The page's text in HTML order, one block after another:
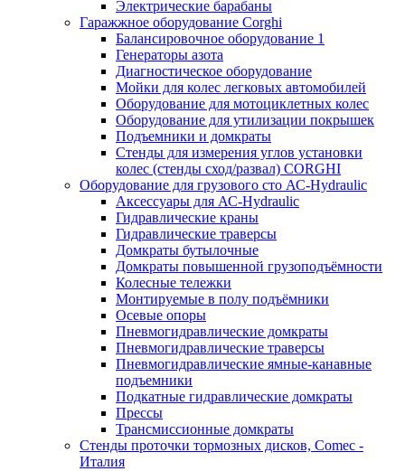
Электрические барабаны
Гаражжное оборудование Corghi
Балансировочное оборудование 1
Генераторы азота
Диагностическое оборудование
Мойки для колес легковых автомобилей
Оборудование для мотоциклетных колес
Оборудование для утилизации покрышек
Подъемники и домкраты
Стенды для измерения углов установки
колес (стенды сход/развал) CORGHI
Оборудование для грузового сто АС-Hydraulic
Аксессуары для АС-Hydraulic
Гидравлические краны
Гидравлические траверсы
Домкраты бутылочные
Домкраты повышенной грузоподъёмности
Колесные тележки
Монтируемые в полу подъёмники
Осевые опоры
Пневмогидравлические домкраты
Пневмогидравлические траверсы
Пневмогидравлические ямные-канавные
подъемники
Подкатные гидравлические домкраты
Прессы
Трансмиссионные домкраты
Стенды проточки тормозных дисков, Comec -
Италия